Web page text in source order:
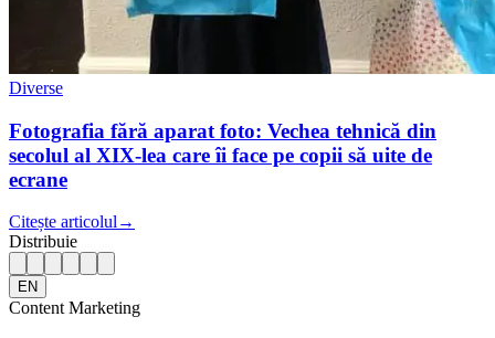
Diverse
Fotografia fără aparat foto: Vechea tehnică din
secolul al XIX-lea care îi face pe copii să uite de
ecrane
Citește articolul →
Distribuie
EN
Content Marketing